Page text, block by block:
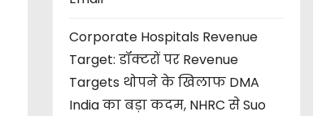
Corporate Hospitals Revenue
Target: डॉक्टरों पर Revenue
Targets थोपने के खिलाफ DMA
India का बड़ा कदम, NHRC से Suo